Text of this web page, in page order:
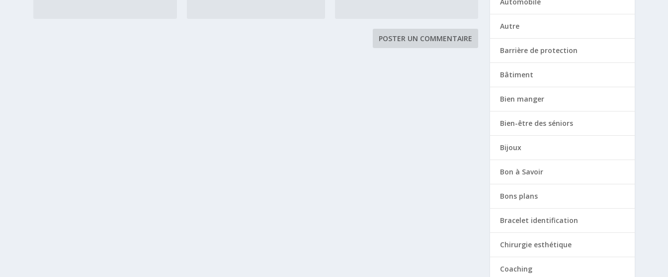
Autre
Barrière de protection
Bâtiment
Bien manger
Bien-être des séniors
Bijoux
Bon à Savoir
Bons plans
Bracelet identification
Chirurgie esthétique
Coaching